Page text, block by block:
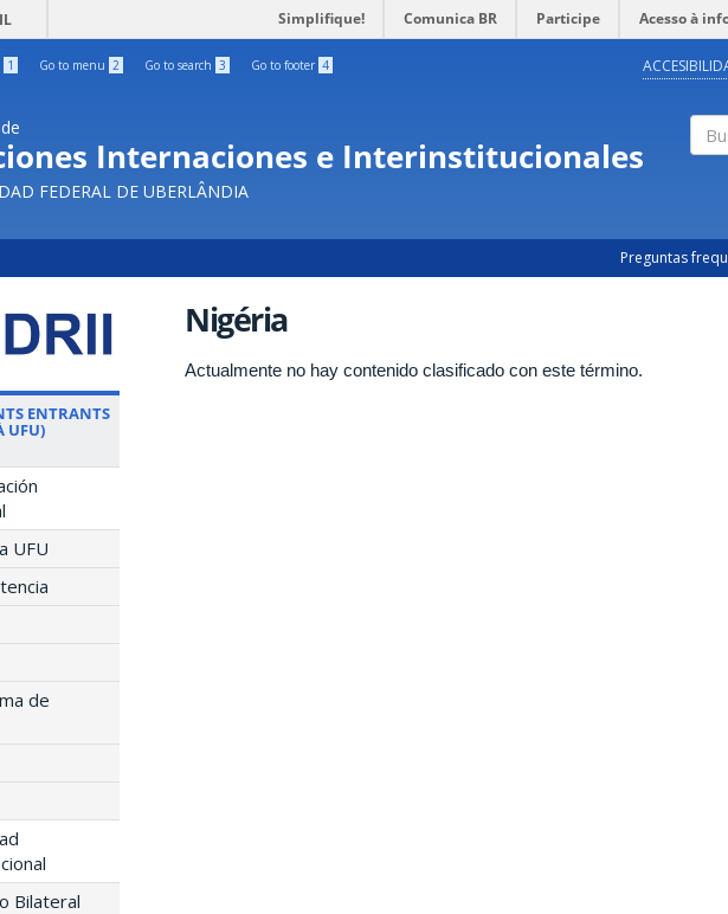
Simplifique! Comunica BR Participe Acesso à
1 Go to menu 2 Go to search 3 Go to footer 4
Internaciones e Interinstitucionales
FEDERAL DE UBERLÂNDIA
Preguntas
ENTRANTS
UFU)
UFU
de
Bilateral
Nigéria
Actualmente no hay contenido clasificado con este término.